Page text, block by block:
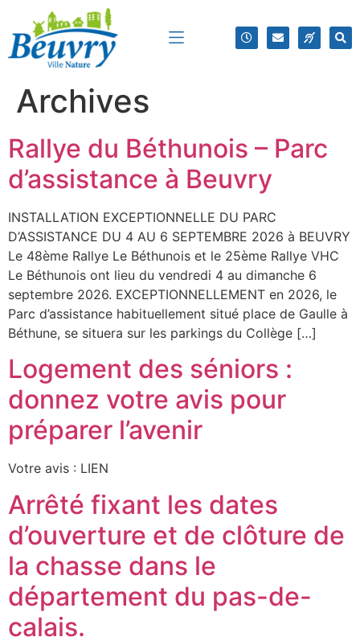
Archives
Rallye du Béthunois – Parc
d’assistance à Beuvry
INSTALLATION EXCEPTIONNELLE DU PARC
D’ASSISTANCE DU 4 AU 6 SEPTEMBRE 2026 à BEUVRY
Le 48ème Rallye Le Béthunois et le 25ème Rallye VHC
Le Béthunois ont lieu du vendredi 4 au dimanche 6
septembre 2026. EXCEPTIONNELLEMENT en 2026, le
Parc d’assistance habituellement situé place de Gaulle à
Béthune, se situera sur les parkings du Collège […]
Logement des séniors :
donnez votre avis pour
préparer l’avenir
Votre avis : LIEN
Arrêté fixant les dates
d’ouverture et de clôture de
la chasse dans le
département du pas-de-
calais.